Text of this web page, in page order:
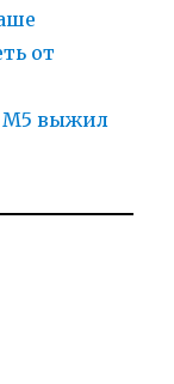
от
M5 выжил